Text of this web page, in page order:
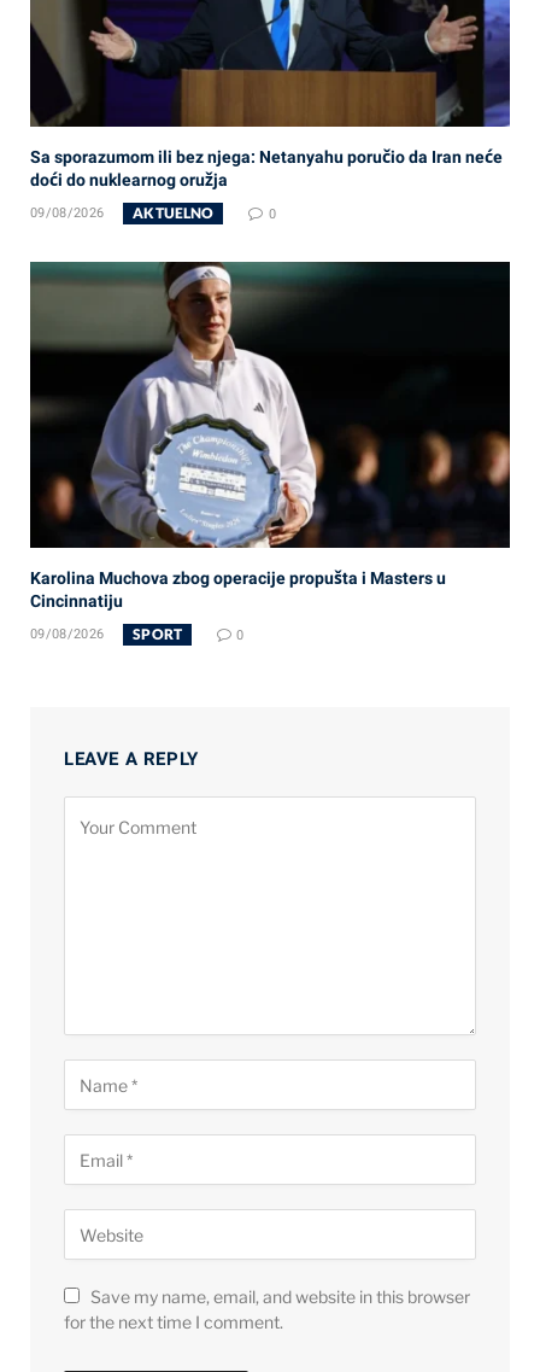
Sa sporazumom ili bez njega: Netanyahu poručio da Iran neće
doći do nuklearnog oružja
09/08/2026 AKTUELNO 0
Karolina Muchova zbog operacije propušta i Masters u
Cincinnatiju
09/08/2026 SPORT 0
LEAVE A REPLY
Save my name, email, and website in this browser
for the next time I comment.